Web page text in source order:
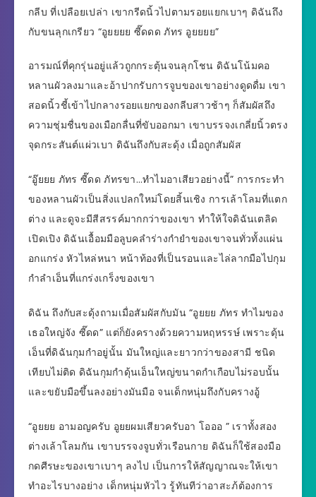
กลีบ ที่เปลือยเปล่า เขากรีดนิ้วไปตามรอยแยกเบาๆ ดิฉันถึง
กับขนลุกเกรียว “อูยยยย ซี๊ดดด ภัทร อูยยยย”
อารมณ์ที่คุกรุ่นอยู่แล้วถูกกระตุ้นจนลุกโชน ดิฉันโน้มคอ
หลานผัวลงมาและอ้าปากรับการจูบของเขาอย่างดูดดื่ม เขา
สอดนิ้วชี้เข้าไปกลางรอยแยกของกลีบสาวช้าๆ ก็สัมผัสถึง
ความชุ่มชื่นของเมือกลื่นที่ขับออกมา เขาบรรจงเกลี่ยนิ้วตรง
จุดกระสันต์แผ่วเบา ดิฉันถึงกับสะดุ้ง เมื่อถูกสัมผัส
“อู๊ยยย ภัทร ซี๊ดด ภัทรขา…ทำไมอาเสียวอย่างนี้” การกระทำ
ของหลานผัวเป็นสิ่งแปลกใหม่โดยสิ้นเชิง การเล้าโลมที่แตก
ต่าง และดูจะมีสีสรรค์มากกว่าของเขา ทำให้ใจดิฉันเตลิด
เปิดเปิง ดิฉันเอื้อมมือลูบคลำร่างกำยำของเขาจนทั่วทั้งแผ่น
อกแกร่ง หัวไหล่หนา หน้าท้องที่เป็นรอนและไล่ลากมือไปกุม
กำลำเอ็นที่แกร่งเกร็งของเขา
ดิฉัน ถึงกับสะดุ้งถามเมื่อสัมผัสกับมัน “อูยยย ภัทร ทำไมของ
เธอใหญ่จัง ซี๊ดด” แต่ก็ยังครางด้วยความหฤหรรษ์ เพราะดุ้น
เอ็นที่ดิฉันกุมกำอยู่นั้น มันใหญ่และยาวกว่าของสามี ชนิด
เทียบไม่ติด ดิฉันกุมกำดุ้นเอ็นใหญ่ขนาดกำเกือบไม่รอบนั้น
และขยับมือขึ้นลงอย่างมันมือ จนเด็กหนุ่มถึงกับครางอู้
“อูยยย อามอญครับ อูยยผมเสียวครับอา โอออ ” เราทั้งสอง
ต่างเล้าโลมกัน เขาบรรจงจูบทั่วเรือนกาย ดิฉันก็ใช้สองมือ
กดศีรษะของเขาเบาๆ ลงไป เป็นการให้สัญญาณจะให้เขา
ทำอะไรบางอย่าง เด็กหนุ่มหัวไว รู้ทันทีว่าอาสะภ้ต้องการ